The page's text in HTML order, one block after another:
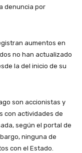
denuncia por
aumentos en
no han actualizado
la del inicio de su
son accionistas y
con actividades de
según el portal de
ninguna de
con el Estado.